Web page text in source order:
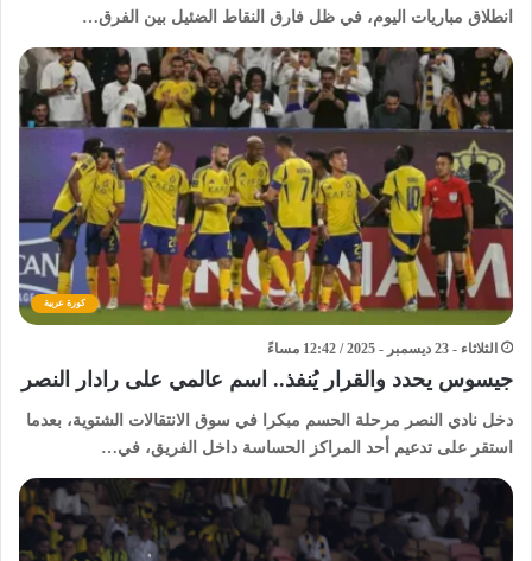
انطلاق مباريات اليوم، في ظل فارق النقاط الضئيل بين الفرق…
كورة عربية
الثلاثاء - 23 ديسمبر - 2025 / 12:42 مساءً
جيسوس يحدد والقرار يُنفذ.. اسم عالمي على رادار النصر
دخل نادي النصر مرحلة الحسم مبكرا في سوق الانتقالات الشتوية، بعدما
استقر على تدعيم أحد المراكز الحساسة داخل الفريق، في…